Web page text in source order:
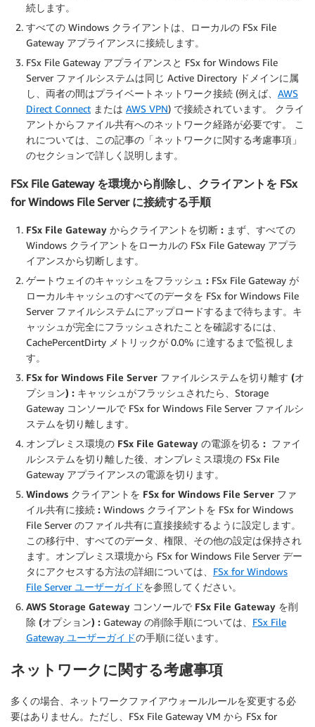
続します。
すべての Windows クライアントは、ローカルの FSx File
Gateway アプライアンスに接続します。
FSx File Gateway アプライアンスと FSx for Windows File
Server ファイルシステムは同じ Active Directory ドメインに属
し、両者の間はプライベートネットワーク接続 (例えば、 AWS
Direct Connect または AWS VPN) で接続されています。 クライ
アントからファイル共有へのネットワーク経路が必要です。 こ
れについては、この記事の「ネットワークに関する考慮事項」
のセクションで詳しく説明します。
FSx File Gateway を環境から削除し、クライアントを FSx
for Windows File Server に接続する手順
FSx File Gateway からクライアントを切断 : まず、すべての
Windows クライアントをローカルの FSx File Gateway アプラ
イアンスから切断します。
ゲートウェイのキャッシュをフラッシュ : FSx File Gateway が
ローカルキャッシュのすべてのデータを FSx for Windows File
Server ファイルシステムにアップロードするまで待ちます。キ
ャッシュが完全にフラッシュされたことを確認するには、
CachePercentDirty メトリックが 0.0% に達するまで監視しま
す。
FSx for Windows File Server ファイルシステムを切り離す (オ
プション) : キャッシュがフラッシュされたら、Storage
Gateway コンソールで FSx for Windows File Server ファイルシ
ステムを切り離します。
オンプレミス環境の FSx File Gateway の電源を切る : ファイ
ルシステムを切り離した後、オンプレミス環境の FSx File
Gateway アプライアンスの電源を切ります。
Windows クライアントを FSx for Windows File Server ファ
イル共有に接続 : Windows クライアントを FSx for Windows
File Server のファイル共有に直接接続するように設定します。
この移行中、すべてのデータ、権限、その他の設定は保持され
ます。オンプレミス環境から FSx for Windows File Server デー
タにアクセスする方法の詳細については、 FSx for Windows
File Server ユーザーガイドを参照してください。
AWS Storage Gateway コンソールで FSx File Gateway を削
除 (オプション) : Gateway の削除手順については、 FSx File
Gateway ユーザーガイドの手順に従います。
ネットワークに関する考慮事項
多くの場合、ネットワークファイアウォールルールを変更する必
要はありません。ただし、FSx File Gateway VM から FSx for